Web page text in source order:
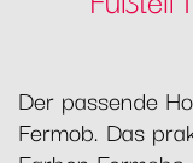
Der passende
Fermob. Das